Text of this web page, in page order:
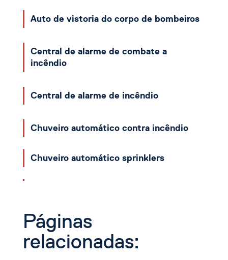
Auto de vistoria do corpo de bombeiros
Central de alarme de combate a
incêndio
Central de alarme de incêndio
Chuveiro automático contra incêndio
Chuveiro automático sprinklers
Detector de fumaça
Páginas
relacionadas: